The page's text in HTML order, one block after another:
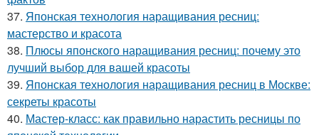
37. Японская технология наращивания ресниц:
мастерство и красота
38. Плюсы японского наращивания ресниц: почему это
лучший выбор для вашей красоты
39. Японская технология наращивания ресниц в Москве:
секреты красоты
40. Мастер-класс: как правильно нарастить ресницы по